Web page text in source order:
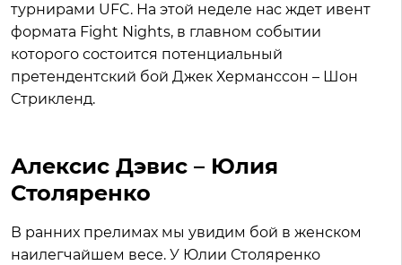
турнирами UFC. На этой неделе нас ждет ивент
формата Fight Nights, в главном событии
которого состоится потенциальный
претендентский бой Джек Херманссон – Шон
Стрикленд.
Алексис Дэвис – Юлия
Столяренко
В ранних прелимах мы увидим бой в женском
наилегчайшем весе. У Юлии Столяренко